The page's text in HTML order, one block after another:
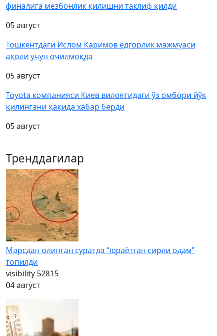
финалига мезбонлик қилишни таклиф қилди
05 август
Тошкентдаги Ислом Каримов ёдгорлик мажмуаси
аҳоли учун очилмоқда
05 август
Toyota компанияси Киев вилоятидаги ўз омбори йўқ
қилингани ҳақида хабар берди
05 август
Тренддагилар
Марсдан олинган суратда “юраётган сирли одам”
топилди
visibility 52815
04 август